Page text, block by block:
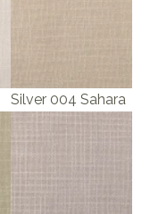
Silver 004 Sahara